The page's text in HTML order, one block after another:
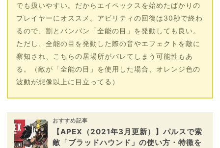
でも扱いやすい。だからエイペックスを始めたばかりの
プレイヤーにオススメ。アビリティの回復は30秒で終わ
るので、割とバンバン「全能の目」を発動しても良い。
ただし、全能の目を発動した際の音やエフェクトを敵に
察知され、こちらの居場所がバレてしまう可能性もあ
る。（敵が「全能の目」を使用した場合、オレンジ色の
波動が想像以上に目立ってる）
おすすめ記事
【APEX（2021年3月更新）】パルスで索
敵「ブラッドハウンド」の使い方・特徴を